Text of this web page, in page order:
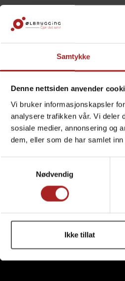
Samtykke
Denne nettsiden anvender
Vi bruker informasjonskapsler
analysere trafikken vår. Vi deler
sosiale medier, annonsering og
dem, eller som de har samlet
Nødvendig
Ikke tillat